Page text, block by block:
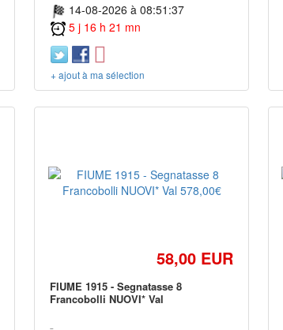
14-08-2026 à 08:51:37
5 j 16 h 21 mn
+ ajout à ma sélection
58,00 EUR
FIUME 1915 - Segnatasse 8
Francobolli NUOVI* Val